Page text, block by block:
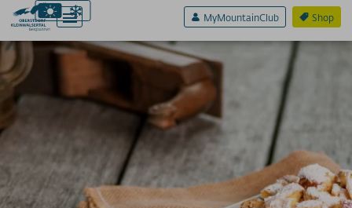
Shop
MyMountainClub
Aktiv & Sport
Erlebnis & Spaß
Genuss & Sinne
NATURGENIESSER